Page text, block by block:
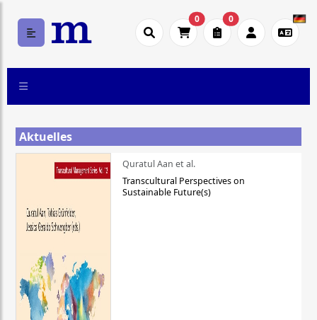
0 0
Aktuelles
Quratul Aan et al.
Transcultural Perspectives on
Sustainable Future(s)